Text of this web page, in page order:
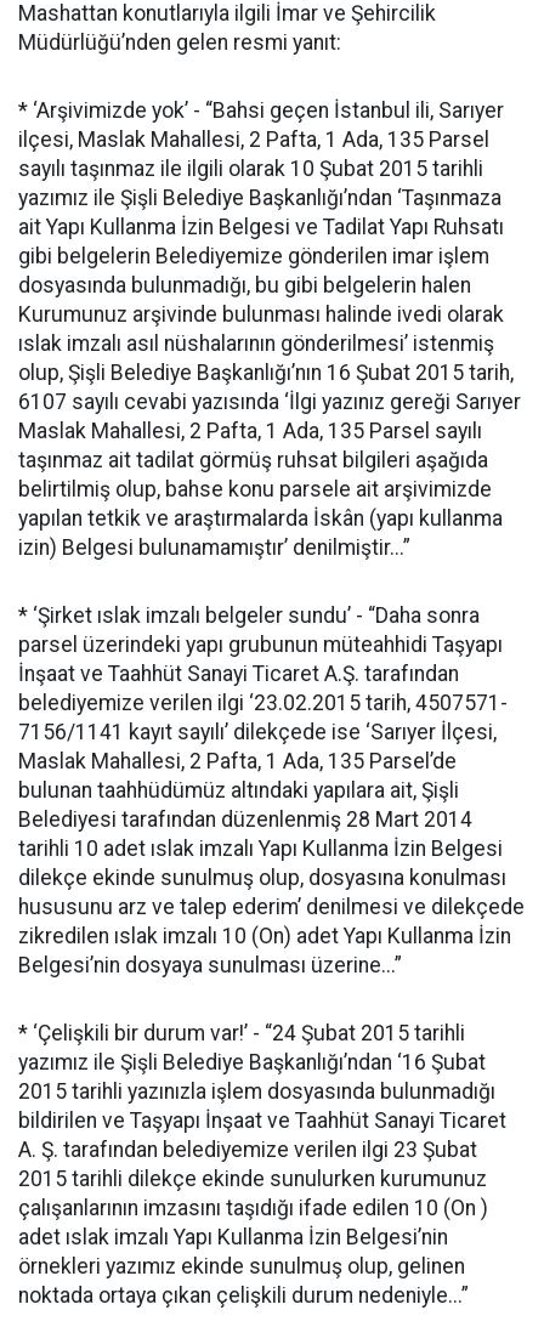
Mashattan konutlarıyla ilgili İmar ve Şehircilik
Müdürlüğü’nden gelen resmi yanıt:
* ‘Arşivimizde yok’ - “Bahsi geçen İstanbul ili, Sarıyer
ilçesi, Maslak Mahallesi, 2 Pafta, 1 Ada, 135 Parsel
sayılı taşınmaz ile ilgili olarak 10 Şubat 2015 tarihli
yazımız ile Şişli Belediye Başkanlığı’ndan ‘Taşınmaza
ait Yapı Kullanma İzin Belgesi ve Tadilat Yapı Ruhsatı
gibi belgelerin Belediyemize gönderilen imar işlem
dosyasında bulunmadığı, bu gibi belgelerin halen
Kurumunuz arşivinde bulunması halinde ivedi olarak
ıslak imzalı asıl nüshalarının gönderilmesi’ istenmiş
olup, Şişli Belediye Başkanlığı’nın 16 Şubat 2015 tarih,
6107 sayılı cevabi yazısında ‘İlgi yazınız gereği Sarıyer
Maslak Mahallesi, 2 Pafta, 1 Ada, 135 Parsel sayılı
taşınmaz ait tadilat görmüş ruhsat bilgileri aşağıda
belirtilmiş olup, bahse konu parsele ait arşivimizde
yapılan tetkik ve araştırmalarda İskân (yapı kullanma
izin) Belgesi bulunamamıştır’ denilmiştir...”
* ‘Şirket ıslak imzalı belgeler sundu’ - “Daha sonra
parsel üzerindeki yapı grubunun müteahhidi Taşyapı
İnşaat ve Taahhüt Sanayi Ticaret A.Ş. tarafından
belediyemize verilen ilgi ‘23.02.2015 tarih, 4507571-
7156/1141 kayıt sayılı’ dilekçede ise ‘Sarıyer İlçesi,
Maslak Mahallesi, 2 Pafta, 1 Ada, 135 Parsel’de
bulunan taahhüdümüz altındaki yapılara ait, Şişli
Belediyesi tarafından düzenlenmiş 28 Mart 2014
tarihli 10 adet ıslak imzalı Yapı Kullanma İzin Belgesi
dilekçe ekinde sunulmuş olup, dosyasına konulması
hususunu arz ve talep ederim’ denilmesi ve dilekçede
zikredilen ıslak imzalı 10 (On) adet Yapı Kullanma İzin
Belgesi’nin dosyaya sunulması üzerine...”
* ‘Çelişkili bir durum var!’ - “24 Şubat 2015 tarihli
yazımız ile Şişli Belediye Başkanlığı’ndan ‘16 Şubat
2015 tarihli yazınızla işlem dosyasında bulunmadığı
bildirilen ve Taşyapı İnşaat ve Taahhüt Sanayi Ticaret
A. Ş. tarafından belediyemize verilen ilgi 23 Şubat
2015 tarihli dilekçe ekinde sunulurken kurumunuz
çalışanlarının imzasını taşıdığı ifade edilen 10 (On )
adet ıslak imzalı Yapı Kullanma İzin Belgesi’nin
örnekleri yazımız ekinde sunulmuş olup, gelinen
noktada ortaya çıkan çelişkili durum nedeniyle...”